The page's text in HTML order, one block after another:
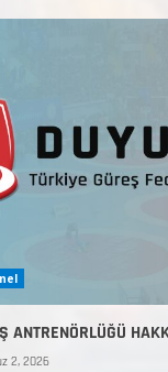
ANTRENÖRLÜĞÜ
2, 2026